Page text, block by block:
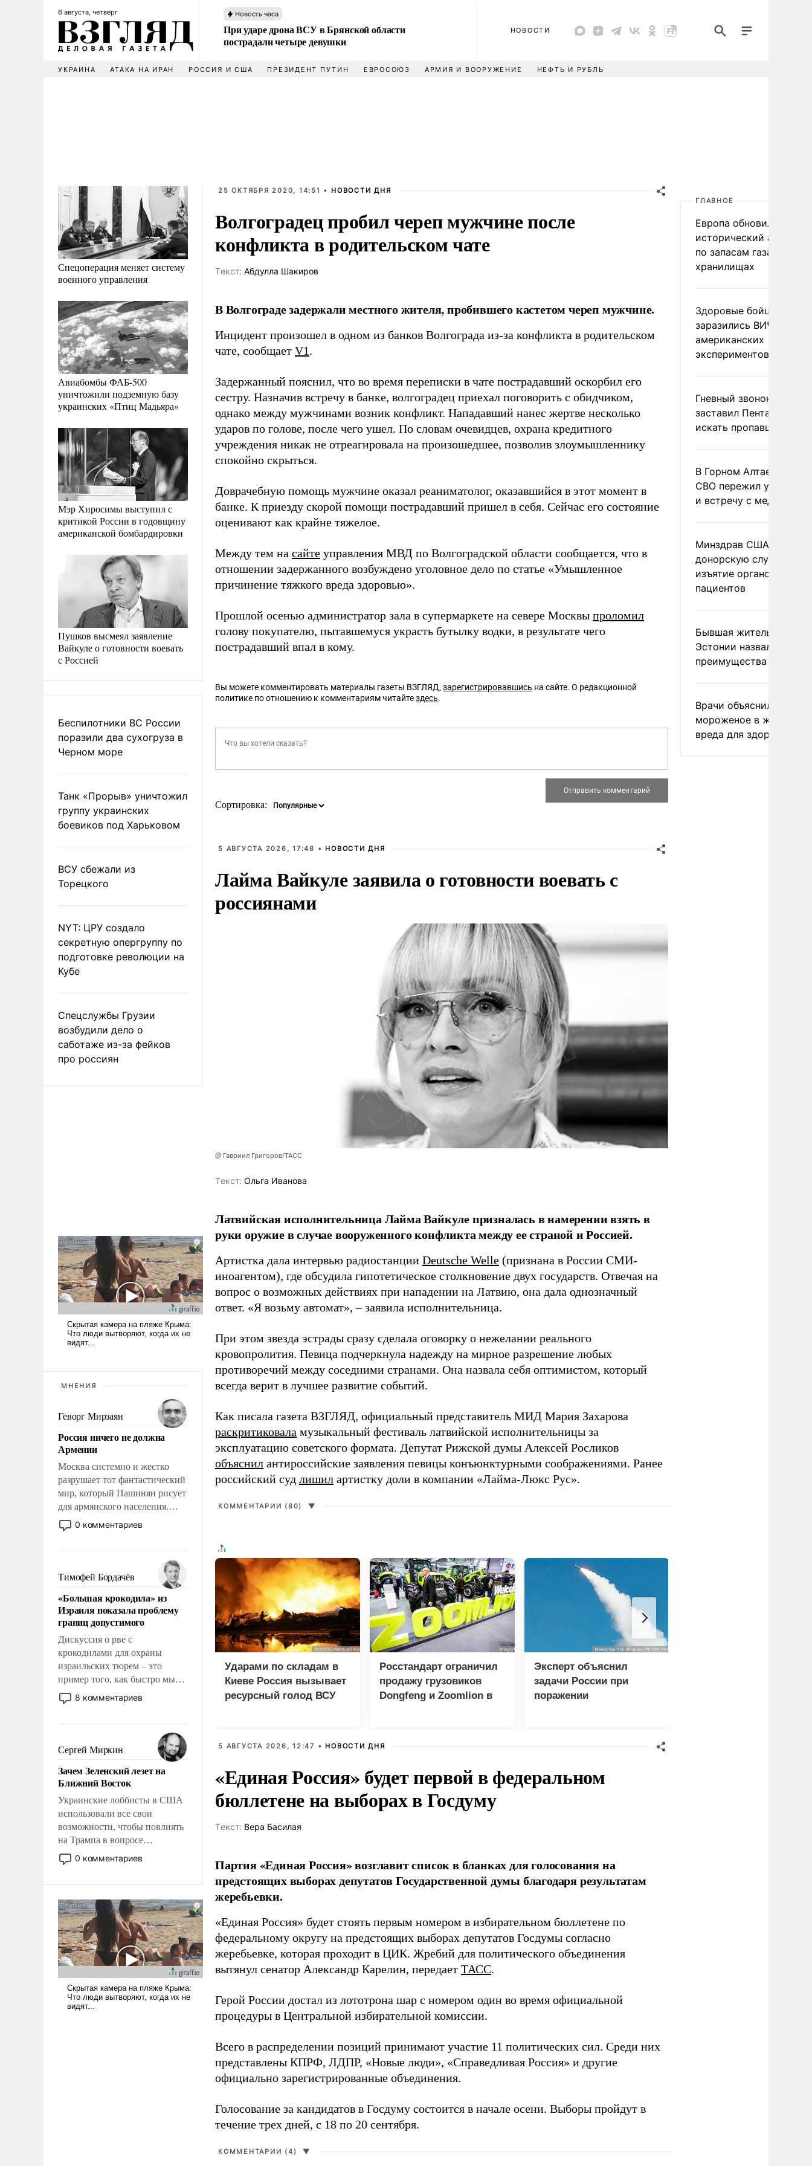
6 августа, четверг Новость часа
При ударе дрона ВСУ в Брянской области
пострадали четыре девушки
НОВОСТИ
УКРАИНА АТАКА НА ИРАН РОССИЯ И США ПРЕЗИДЕНТ ПУТИН ЕВРОСОЮЗ АРМИЯ И ВООРУЖЕНИЕ НЕФТЬ И РУБЛЬ
Спецоперация меняет систему
военного управления
Авиабомбы ФАБ-500
уничтожили подземную базу
украинских «Птиц Мадьяра»
Мэр Хиросимы выступил с
критикой России в годовщину
американской бомбардировки
Пушков высмеял заявление
Вайкуле о готовности воевать
с Россией
Беспилотники ВС России
поразили два сухогруза в
Черном море
Танк «Прорыв» уничтожил
группу украинских
боевиков под Харьковом
ВСУ сбежали из
Торецкого
NYT: ЦРУ создало
секретную опергруппу по
подготовке революции на
Кубе
Спецслужбы Грузии
возбудили дело о
саботаже из-за фейков
про россиян
МНЕНИЯ
Геворг Мирзаян
Россия ничего не должна
Армении
Москва системно и жестко
разрушает тот фантастический
мир, который Пашинян рисует
для армянского населения.
Мир, где этому населению все
должны просто по
политические прожекты будут
беспрекословно оплачиваться
за счет российских
налогоплательщиков, и где за
свои поступки не нужно
отвечать.
0 комментариев
Тимофей Бордачёв
«Большая крокодила» из
Израиля показала проблему
границ допустимого
Дискуссия о рве с
крокодилами для охраны
израильских тюрем – это
пример того, как быстро мы
двигаемся по пути
революционных изменений.
псевдонаучной фантастики,
стало всерьез обсуждаемой
идеей.
8 комментариев
Сергей Миркин
Зачем Зеленский лезет на
Ближний Восток
Украинские лоббисты в США
использовали все свои
возможности, чтобы повлиять
на Трампа в вопросе
предоставления вооружений
своим нанимателям. Вероятно,
голову мысль: хорошо бы
продемонстрировать, что
Украина вступила в
вооруженное противостояние
с Ираном.
0 комментариев
25 ОКТЯБРЯ 2020, 14:51 • НОВОСТИ ДНЯ
Волгоградец пробил череп мужчине после
конфликта в родительском чате
Tекст: Абдулла Шакиров
В Волгограде задержали местного жителя, пробившего кастетом череп мужчине.
Инцидент произошел в одном из банков Волгограда из-за конфликта в родительском
чате, сообщает V1.
Задержанный пояснил, что во время переписки в чате пострадавший оскорбил его
сестру. Назначив встречу в банке, волгоградец приехал поговорить с обидчиком,
однако между мужчинами возник конфликт. Нападавший нанес жертве несколько
ударов по голове, после чего ушел. По словам очевидцев, охрана кредитного
учреждения никак не отреагировала на произошедшее, позволив злоумышленнику
спокойно скрыться.
Доврачебную помощь мужчине оказал реаниматолог, оказавшийся в этот момент в
банке. К приезду скорой помощи пострадавший пришел в себя. Сейчас его состояние
оценивают как крайне тяжелое.
Между тем на сайте управления МВД по Волгоградской области сообщается, что в
отношении задержанного возбуждено уголовное дело по статье «Умышленное
причинение тяжкого вреда здоровью».
Прошлой осенью администратор зала в супермаркете на севере Москвы проломил
голову покупателю, пытавшемуся украсть бутылку водки, в результате чего
пострадавший впал в кому.
Вы можете комментировать материалы газеты ВЗГЛЯД, зарегистрировавшись на сайте. О редакционной
политике по отношению к комментариям читайтездесь.
Сортировка:
5 АВГУСТА 2026, 17:48 • НОВОСТИ ДНЯ
Лайма Вайкуле заявила о готовности воевать с
россиянами
@ Гавриил Григоров/ТАСС
Tекст: Ольга Иванова
Латвийская исполнительница Лайма Вайкуле призналась в намерении взять в
руки оружие в случае вооруженного конфликта между ее страной и Россией.
Артистка дала интервью радиостанции Deutsche Welle (признана в России СМИ-
иноагентом), где обсудила гипотетическое столкновение двух государств. Отвечая на
вопрос о возможных действиях при нападении на Латвию, она дала однозначный
ответ. «Я возьму автомат», – заявила исполнительница.
При этом звезда эстрады сразу сделала оговорку о нежелании реального
кровопролития. Певица подчеркнула надежду на мирное разрешение любых
противоречий между соседними странами. Она назвала себя оптимистом, который
всегда верит в лучшее развитие событий.
Как писала газета ВЗГЛЯД, официальный представитель МИД Мария Захарова
раскритиковала музыкальный фестиваль латвийской исполнительницы за
эксплуатацию советского формата. Депутат Рижской думы Алексей Росликов
объяснил антироссийские заявления певицы конъюнктурными соображениями. Ранее
российский суд лишил артистку доли в компании «Лайма-Люкс Рус».
КОММЕНТАРИИ (80) ▼
Ударами по складам в
Киеве Россия вызывает
ресурсный голод ВСУ
Росстандарт ограничил
продажу грузовиков
Dongfeng и Zoomlion в
Эксперт объяснил
задачи России при
поражении
5 АВГУСТА 2026, 12:47 • НОВОСТИ ДНЯ
«Единая Россия» будет первой в федеральном
бюллетене на выборах в Госдуму
Tекст: Вера Басилая
Партия «Единая Россия» возглавит список в бланках для голосования на
предстоящих выборах депутатов Государственной думы благодаря результатам
жеребьевки.
«Единая Россия» будет стоять первым номером в избирательном бюллетене по
федеральному округу на предстоящих выборах депутатов Госдумы согласно
жеребьевке, которая проходит в ЦИК. Жребий для политического объединения
вытянул сенатор Александр Карелин, передает ТАСС.
Герой России достал из лототрона шар с номером один во время официальной
процедуры в Центральной избирательной комиссии.
Всего в распределении позиций принимают участие 11 политических сил. Среди них
представлены КПРФ, ЛДПР, «Новые люди», «Справедливая Россия» и другие
официально зарегистрированные объединения.
Голосование за кандидатов в Госдуму состоится в начале осени. Выборы пройдут в
течение трех дней, с 18 по 20 сентября.
КОММЕНТАРИИ (4) ▼
ГЛАВНОЕ
Европа обновила
исторический
по запасам газа в
хранилищах
Здоровые бойцы ВСУ
заразились ВИЧ после
американских
экспериментов
Гневный звонок Трампа
заставил Пентагон
искать пропавшие
В Горном Алтае
СВО пережил удар
и встречу с медведем
Минздрав США закрыл
донорскую службу за
изъятие органов живых
пациентов
Бывшая жительница
Эстонии назвала
преимущества России
Врачи объяснили, как
мороженое в жару без
вреда для здоровья